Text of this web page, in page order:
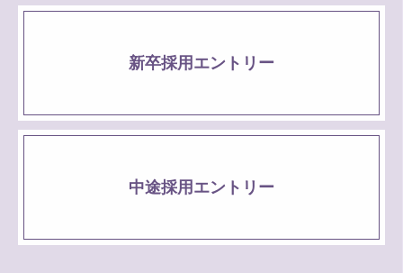
新卒採用エントリー
中途採用エントリー